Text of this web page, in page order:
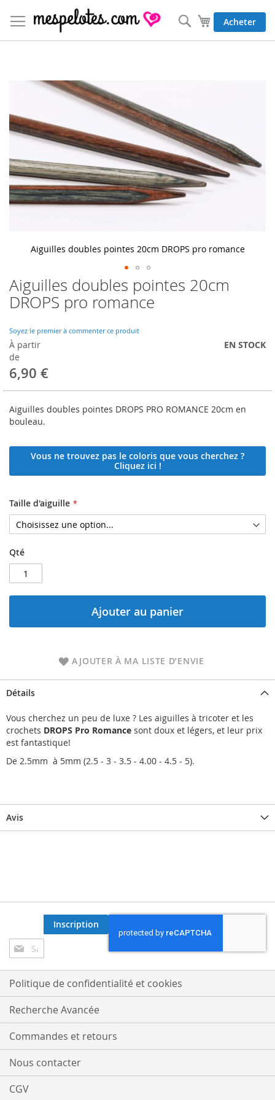
au
contenu
Mon panier
Acheter
Rechercher
Aiguilles doubles pointes 20cm
DROPS pro romance
Soyez le premier à commenter ce produit
À partir
de
6,90 €
EN STOCK
Aiguilles doubles pointes DROPS PRO ROMANCE 20cm en
bouleau.
Vous ne trouvez pas le coloris que vous cherchez ?
Cliquez ici !
Taille d'aiguille
Qté
Ajouter au panier
AJOUTER À MA LISTE D’ENVIE
the
images
Aiguilles doubles pointes 20cm DROPS pro romance
Skip
to
the
of
the
images
gallery
Détails
Vous cherchez un peu de luxe ? Les aiguilles à tricoter et les
crochets DROPS Pro Romance sont doux et légers, et leur prix
est fantastique!
De 2.5mm à 5mm (2.5 - 3 - 3.5 - 4.00 - 4.5 - 5).
Avis
Inscription
à
notre
lettre
d’information
:
Inscription
Politique de confidentialité et cookies
Recherche Avancée
Commandes et retours
Nous contacter
CGV